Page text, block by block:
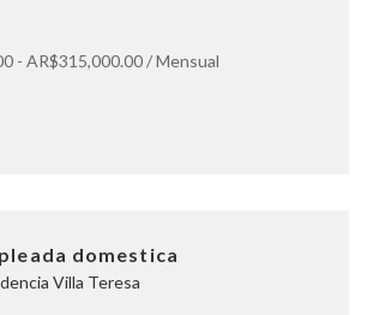
- AR$315,000.00 / Mensual
domestica
Villa Teresa